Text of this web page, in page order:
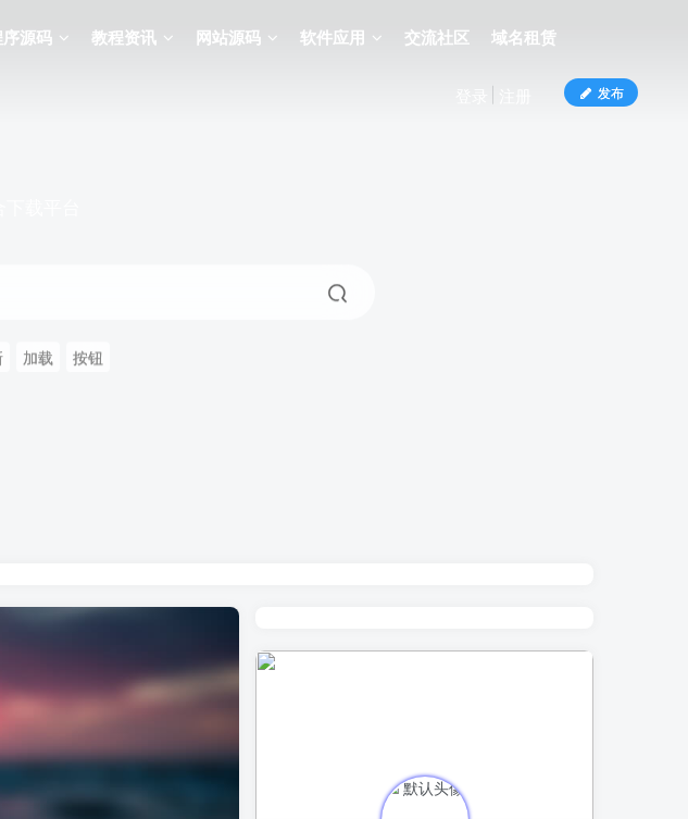
源码 教程资讯 网站源码 软件应用 交流社区 域名租赁
发布
加载 按钮